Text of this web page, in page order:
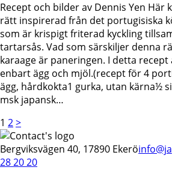
Recept och bilder av Dennis Yen Här
rätt inspirerad från det portugisiska
som är krispigt friterad kyckling
tartarsås. Vad som särskiljer denna
karaage är paneringen. I detta recept
enbart ägg och mjöl.(recept för 4
ägg, hårdkokta1 gurka, utan kärna½
msk japansk…
Sidnumrering
för
inlägg
Page
1 Page
2>
Bergviksvägen 40, 17890 Ekerö
28 20 20